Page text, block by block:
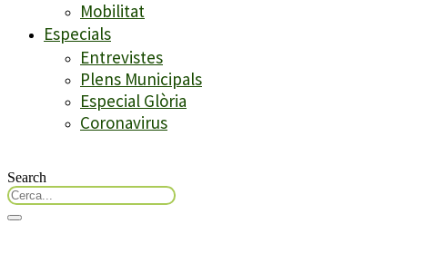
Mobilitat
Especials
Entrevistes
Plens Municipals
Especial Glòria
Coronavirus
Search